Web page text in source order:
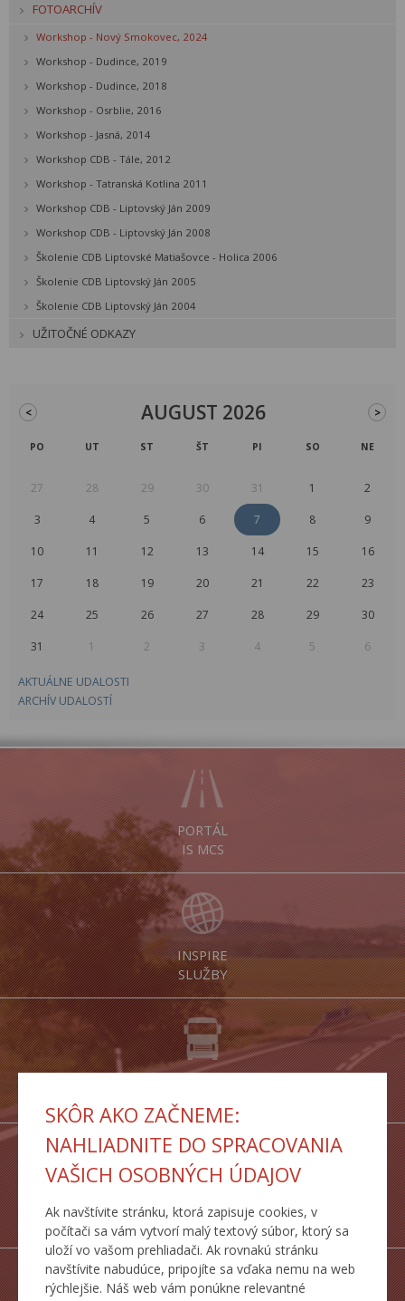
SKÔR AKO ZAČNEME:
NAHLIADNITE DO SPRACOVANIA
VAŠICH OSOBNÝCH ÚDAJOV
Ak navštívite stránku, ktorá zapisuje cookies, v
počítači sa vám vytvorí malý textový súbor, ktorý sa
uloží vo vašom prehliadači. Ak rovnakú stránku
navštívite nabudúce, pripojíte sa vďaka nemu na web
rýchlejšie. Náš web vám ponúkne relevantné
FOTOARCHÍV
Workshop - Nový Smokovec, 2024
Workshop - Dudince, 2019
Workshop - Dudince, 2018
Workshop - Osrblie, 2016
Workshop - Jasná, 2014
Workshop CDB - Tále, 2012
Workshop - Tatranská Kotlina 2011
Workshop CDB - Liptovský Ján 2009
Workshop CDB - Liptovský Ján 2008
Školenie CDB Liptovské Matiašovce - Holica 2006
Školenie CDB Liptovský Ján 2005
Školenie CDB Liptovský Ján 2004
UŽITOČNÉ ODKAZY
< AUGUST 2026 >
PO UT ST ŠT PI SO NE
27 28 29 30 31 1 2
3 4 5 6 7 8 9
10 11 12 13 14 15 16
17 18 19 20 21 22 23
24 25 26 27 28 29 30
31 1 2 3 4 5 6
AKTUÁLNE UDALOSTI
ARCHÍV UDALOSTÍ
PORTÁL
IS MCS
INSPIRE
SLUŽBY
ŠTATISTICKÉ
PREHĽADY